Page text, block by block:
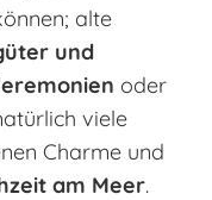
alte
und
oder
viele
Charme und
am Meer.